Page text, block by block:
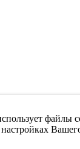
файлы